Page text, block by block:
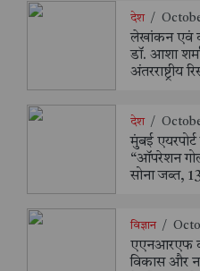
देश /
लेखांकन एवं
डॉ. आशा
अंतरराष्ट्रीय
देश /
मुंबई
“ऑपरेशन
सोना जब्त,
विज्ञान /
एएनआरएफ
विकास और